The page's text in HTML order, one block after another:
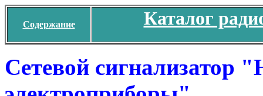
Содержание Каталог
Сетевой сигнализатор